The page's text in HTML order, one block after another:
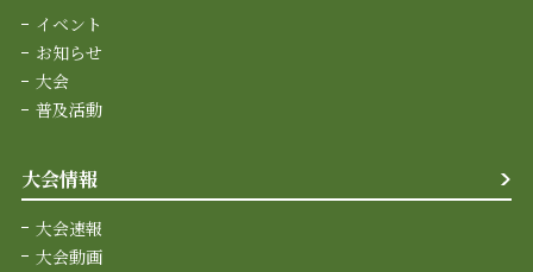
イベント
お知らせ
大会
普及活動
大会情報
大会速報
大会動画